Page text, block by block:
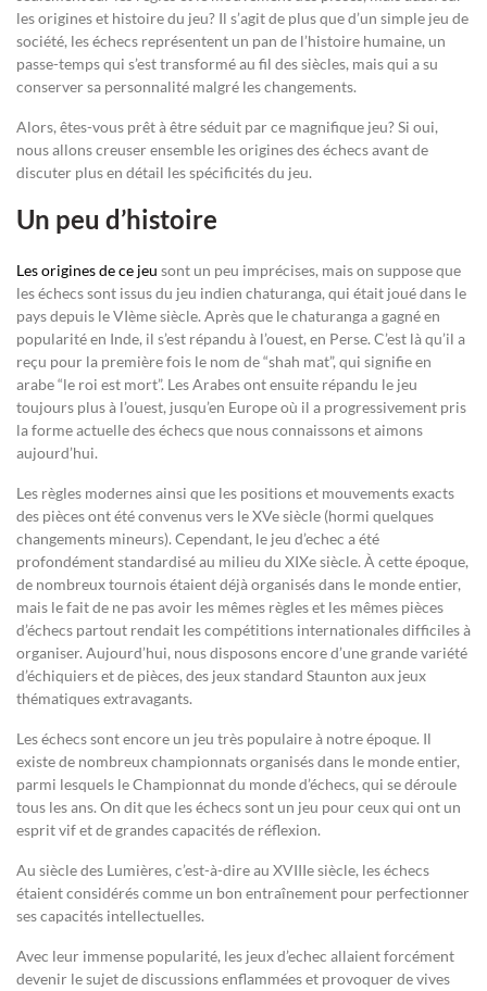
les origines et histoire du jeu? Il s’agit de plus que d’un simple jeu de
société, les échecs représentent un pan de l’histoire humaine, un
passe-temps qui s’est transformé au fil des siècles, mais qui a su
conserver sa personnalité malgré les changements.
Alors, êtes-vous prêt à être séduit par ce magnifique jeu? Si oui,
nous allons creuser ensemble les origines des échecs avant de
discuter plus en détail les spécificités du jeu.
Un peu d’histoire
Les origines de ce jeu sont un peu imprécises, mais on suppose que
les échecs sont issus du jeu indien chaturanga, qui était joué dans le
pays depuis le VIème siècle. Après que le chaturanga a gagné en
popularité en Inde, il s’est répandu à l’ouest, en Perse. C’est là qu’il a
reçu pour la première fois le nom de “shah mat”, qui signifie en
arabe “le roi est mort”. Les Arabes ont ensuite répandu le jeu
toujours plus à l’ouest, jusqu’en Europe où il a progressivement pris
la forme actuelle des échecs que nous connaissons et aimons
aujourd’hui.
Les règles modernes ainsi que les positions et mouvements exacts
des pièces ont été convenus vers le XVe siècle (hormi quelques
changements mineurs). Cependant, le jeu d’echec a été
profondément standardisé au milieu du XIXe siècle. À cette époque,
de nombreux tournois étaient déjà organisés dans le monde entier,
mais le fait de ne pas avoir les mêmes règles et les mêmes pièces
d’échecs partout rendait les compétitions internationales difficiles à
organiser. Aujourd’hui, nous disposons encore d’une grande variété
d’échiquiers et de pièces, des jeux standard Staunton aux jeux
thématiques extravagants.
Les échecs sont encore un jeu très populaire à notre époque. Il
existe de nombreux championnats organisés dans le monde entier,
parmi lesquels le Championnat du monde d’échecs, qui se déroule
tous les ans. On dit que les échecs sont un jeu pour ceux qui ont un
esprit vif et de grandes capacités de réflexion.
Au siècle des Lumières, c’est-à-dire au XVIIIe siècle, les échecs
étaient considérés comme un bon entraînement pour perfectionner
ses capacités intellectuelles.
Avec leur immense popularité, les jeux d’echec allaient forcément
devenir le sujet de discussions enflammées et provoquer de vives